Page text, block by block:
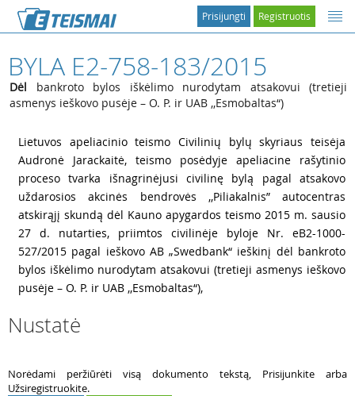
Registruotis
Prisijungti
BYLA E2-758-183/2015
Dėl bankroto bylos iškėlimo nurodytam atsakovui (tretieji
asmenys ieškovo pusėje – O. P. ir UAB ,,Esmobaltas“)
Lietuvos apeliacinio teismo Civilinių bylų skyriaus teisėja
Audronė Jarackaitė, teismo posėdyje apeliacine rašytinio
proceso tvarka išnagrinėjusi civilinę bylą pagal atsakovo
uždarosios akcinės bendrovės ,,Piliakalnis” autocentras
atskirąjį skundą dėl Kauno apygardos teismo 2015 m. sausio
27 d. nutarties, priimtos civilinėje byloje Nr. eB2-1000-
527/2015 pagal ieškovo AB „Swedbank“ ieškinį dėl bankroto
bylos iškėlimo nurodytam atsakovui (tretieji asmenys ieškovo
pusėje – O. P. ir UAB ,,Esmobaltas“),
Nustatė
Norėdami peržiūrėti visą dokumento tekstą, Prisijunkite arba
Užsiregistruokite.